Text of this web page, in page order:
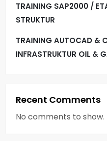
TRAINING SAP2000 /
STRUKTUR
TRAINING AUTOCAD &
INFRASTRUKTUR OIL &
Recent Comments
No comments to show.